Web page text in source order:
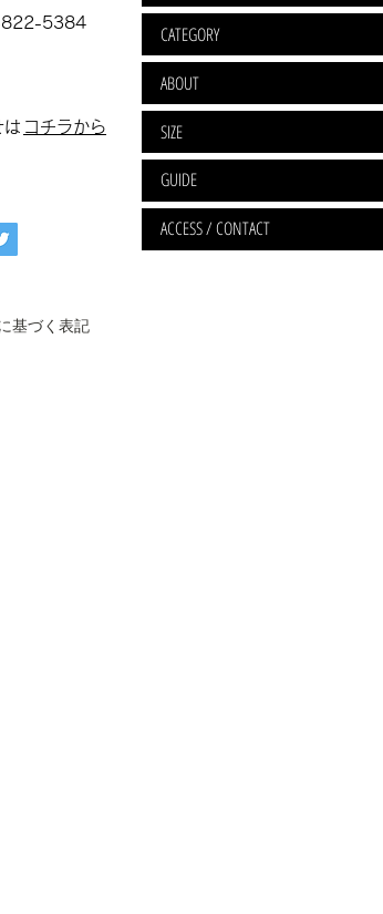
は ​コチラから
5384
CATEGORY
ABOUT
SIZE
GUIDE
ACCESS / CONTACT
基づく表記